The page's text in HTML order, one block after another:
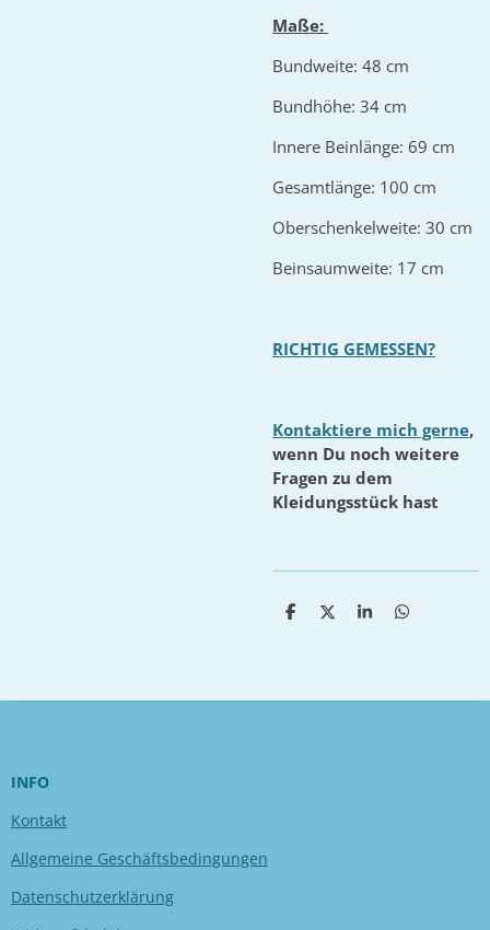
Maße:
Bundweite: 48 cm
Bundhöhe: 34 cm
Innere Beinlänge: 69 cm
Gesamtlänge: 100 cm
Oberschenkelweite: 30 cm
Beinsaumweite: 17 cm
RICHTIG GEMESSEN?
Kontaktiere mich gerne,
wenn Du noch weitere
Fragen zu dem
Kleidungsstück hast
T
n
T
n
T
n
T
n
INFO
Kontakt
Allgemeine Geschäftsbedingungen
Datenschutzerklärung